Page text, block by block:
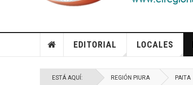
EDITORIAL LOCALES
ESTÁ AQUÍ: REGIÓN PIURA PAITA